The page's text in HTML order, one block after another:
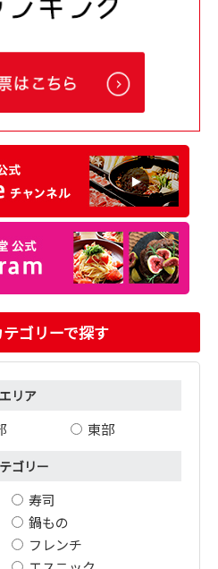
ゴリーで探す
エリア
東部
ゴリー
寿司
鍋もの
フレンチ